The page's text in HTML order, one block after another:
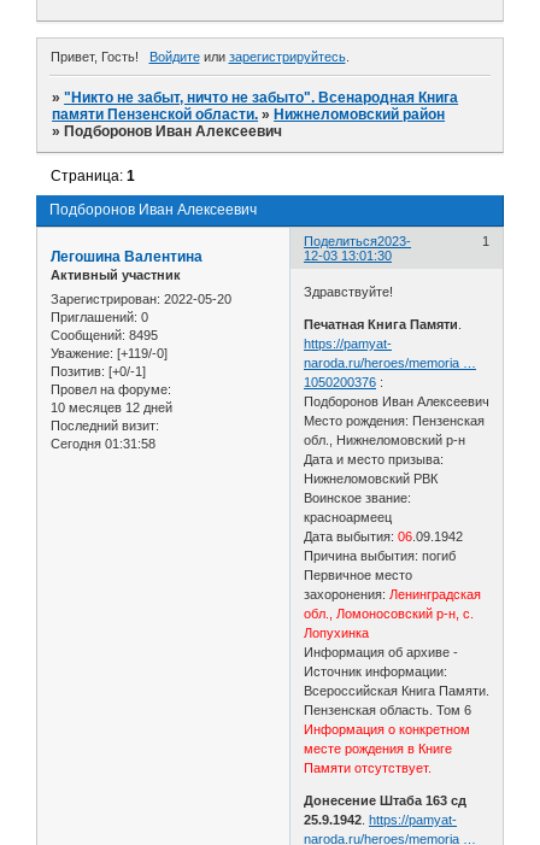
Привет, Гость! Войдитеили зарегистрируйтесь.
»"Никто не забыт, ничто не забыто". Всенародная Книга
памяти Пензенской области. » Нижнеломовский район
» Подборонов Иван Алексеевич
Подборонов Иван Алексеевич
Страница:1
Поделиться 1
2023-
12-03 13:01:30
Легошина Валентина
Активный участник
Зарегистрирован: 2022-05-20
Приглашений: 0
Сообщений: 8495
Уважение: [+119/-0]
Позитив: [+0/-1]
Провел на форуме:
10 месяцев 12 дней
Последний визит:
Сегодня 01:31:58
Здравствуйте!
Печатная Книга Памяти
https://pamyat-
naroda.ru/heroes/memoria …
1050200376 :
Подборонов Иван Алексеевич
Место рождения: Пензенская
обл., Нижнеломовский р-н
Дата и место призыва:
Нижнеломовский РВК
Воинское звание:
красноармеец
Дата выбытия: 06 .09.1942
Причина выбытия: погиб
Первичное место
захоронения: Ленинградская
обл., Ломоносовский р-н, с.
Лопухинка
Информация об архиве -
Источник информации:
Всероссийская Книга Памяти.
Пензенская область. Том 6
Информация о конкретном
месте рождения в Книге
Памяти отсутствует.
Донесение Штаба 163 сд
25.9.1942 .https://pamyat-
naroda.ru/heroes/memoria …